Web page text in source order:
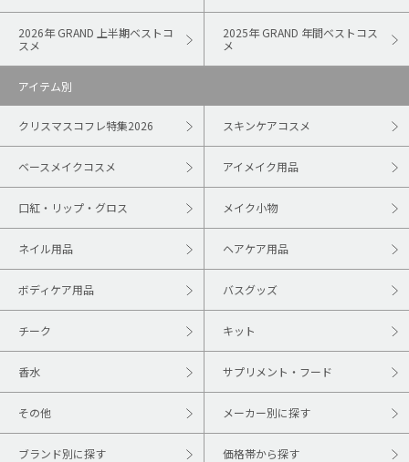
2026年 GRAND 上半期ベストコ
スメ
2025年 GRAND 年間ベストコス
メ
アイテム別
クリスマスコフレ特集2026 スキンケアコスメ
ベースメイクコスメ アイメイク用品
口紅・リップ・グロス メイク小物
ネイル用品 ヘアケア用品
ボディケア用品 バスグッズ
チーク キット
香水 サプリメント・フード
その他 メーカー別に探す
ブランド別に探す 価格帯から探す